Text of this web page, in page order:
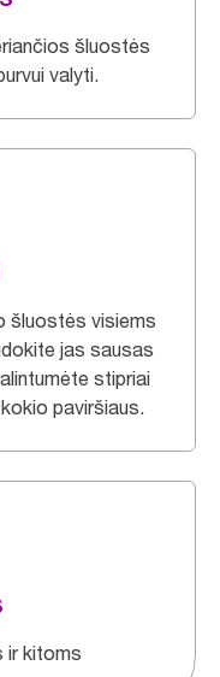
šluostės
valyti.
šluostės visiems
jas sausas
stipriai
paviršiaus.
ir kitoms